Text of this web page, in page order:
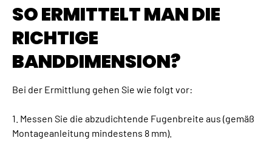
SO ERMITTELT MAN DIE
RICHTIGE
BANDDIMENSION?
Bei der Ermittlung gehen Sie wie folgt vor:
1. Messen Sie die abzudichtende Fugenbreite aus (gemäß
Montageanleitung mindestens 8 mm).